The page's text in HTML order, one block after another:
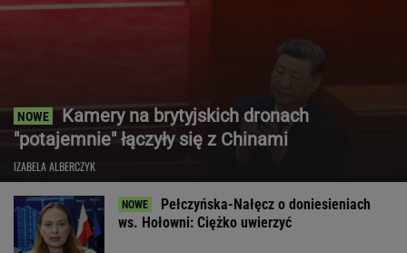
Kamery na brytyjskich dronach
"potajemnie" łączyły się z Chinami
IZABELA ALBERCZYK
Pełczyńska-Nałęcz o doniesieniach
ws. Hołowni: Ciężko uwierzyć